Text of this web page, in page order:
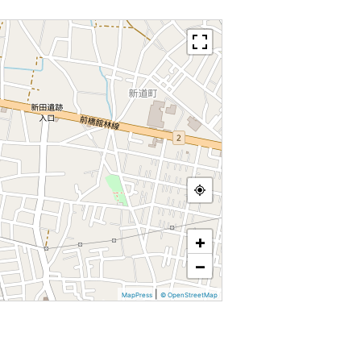
+
−
MapPress © OpenStreetMap